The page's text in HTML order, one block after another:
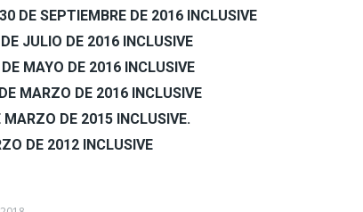
DE SEPTIEMBRE DE 2016 INCLUSIVE
JULIO DE 2016 INCLUSIVE
MAYO DE 2016 INCLUSIVE
MARZO DE 2016 INCLUSIVE
MARZO DE 2015 INCLUSIVE.
DE 2012 INCLUSIVE